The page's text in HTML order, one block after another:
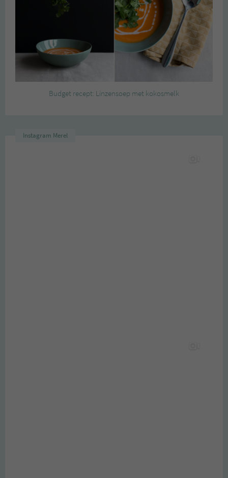
Budget recept: Linzensoep met kokosmelk
Instagram Merel